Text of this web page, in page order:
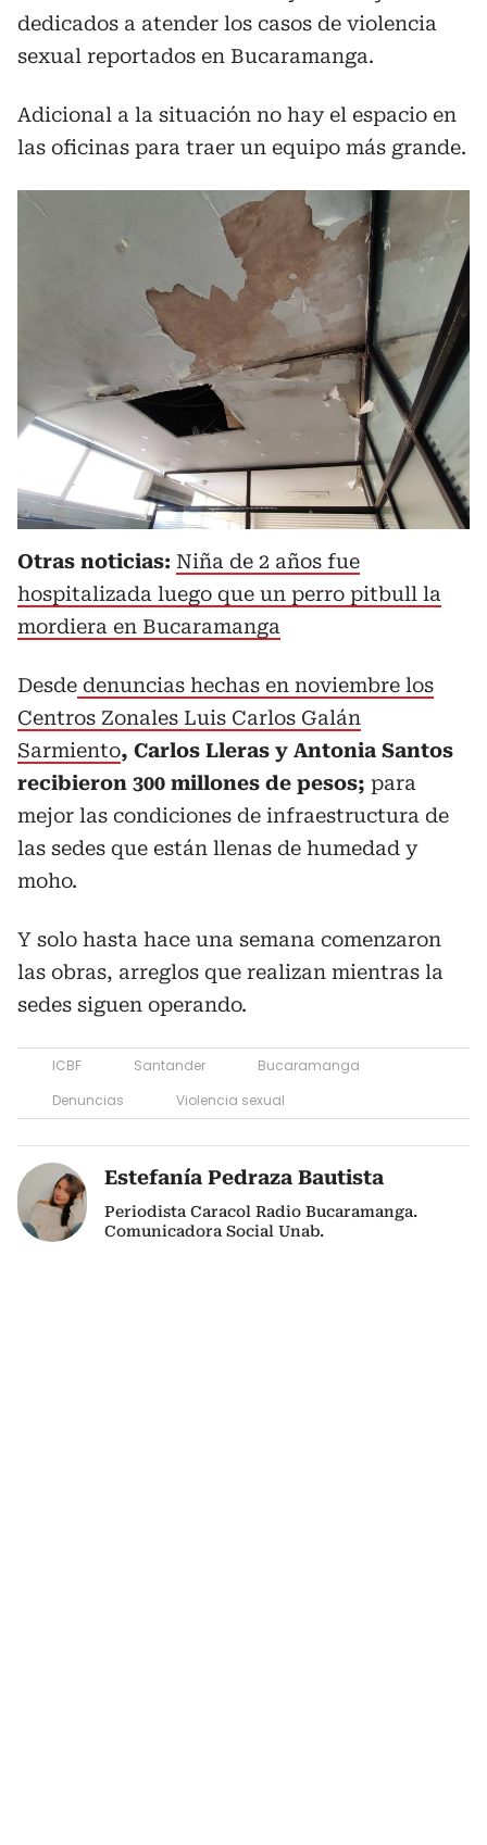
dedicados a atender los casos de violencia
sexual reportados en Bucaramanga.
Adicional a la situación no hay el espacio en
las oficinas para traer un equipo más grande.
Otras noticias: Niña de 2 años fue
hospitalizada luego que un perro pitbull la
mordiera en Bucaramanga
Desde denuncias hechas en noviembre los
Centros Zonales Luis Carlos Galán
Sarmiento, Carlos Lleras y Antonia Santos
recibieron 300 millones de pesos; para
mejor las condiciones de infraestructura de
las sedes que están llenas de humedad y
moho.
Y solo hasta hace una semana comenzaron
las obras, arreglos que realizan mientras la
sedes siguen operando.
ICBF Santander
Bucaramanga
Denuncias
Violencia sexual
Estefanía Pedraza Bautista
Periodista Caracol Radio Bucaramanga.
Comunicadora Social Unab.